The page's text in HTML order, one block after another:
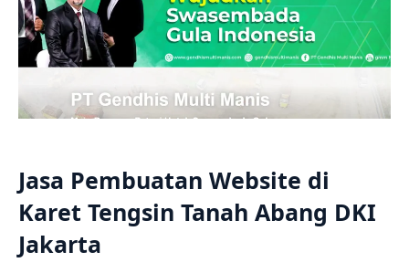
Jasa Pembuatan Website di
Karet Tengsin Tanah Abang DKI
Jakarta